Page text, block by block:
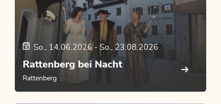
So., 14.06.2026 - So., 23.08.2026
Rattenberg bei Nacht
Rattenberg